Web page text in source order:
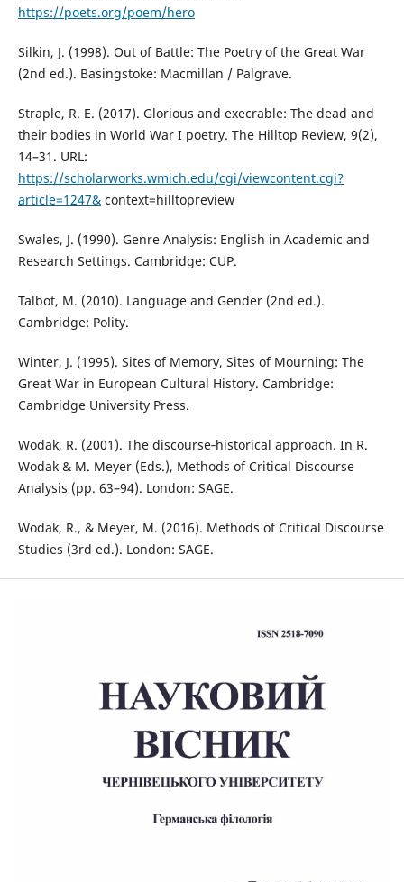
https://poets.org/poem/hero
Silkin, J. (1998). Out of Battle: The Poetry of the Great War
(2nd ed.). Basingstoke: Macmillan / Palgrave.
Straple, R. E. (2017). Glorious and execrable: The dead and
their bodies in World War I poetry. The Hilltop Review, 9(2),
14–31. URL:
https://scholarworks.wmich.edu/cgi/viewcontent.cgi?
article=1247&context=hilltopreview
Swales, J. (1990). Genre Analysis: English in Academic and
Research Settings. Cambridge: CUP.
Talbot, M. (2010). Language and Gender (2nd ed.).
Cambridge: Polity.
Winter, J. (1995). Sites of Memory, Sites of Mourning: The
Great War in European Cultural History. Cambridge:
Cambridge University Press.
Wodak, R. (2001). The discourse‑historical approach. In R.
Wodak & M. Meyer (Eds.), Methods of Critical Discourse
Analysis (pp. 63–94). London: SAGE.
Wodak, R., & Meyer, M. (2016). Methods of Critical Discourse
Studies (3rd ed.). London: SAGE.